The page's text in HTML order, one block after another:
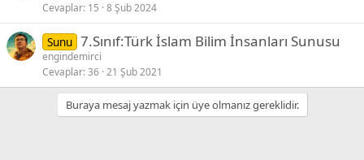
Cevaplar 15 8 Şub 2024
Sunu 7.Sınıf:Türk İslam Bilim İnsanları Sunusu
engindemirci
Cevaplar 36 21 Şub 2021
Buraya mesaj yazmak için üye olmanız gereklidir.